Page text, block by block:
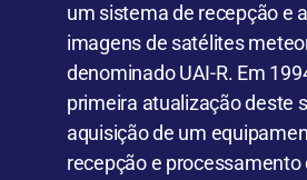
um sistema de recepção e
imagens de satélites
denominado UAI-R. Em
primeira atualização deste
aquisição de um
recepção e processamento